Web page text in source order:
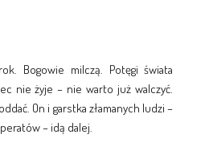
Bogowie milczą. Potęgi świata
nie żyje – nie warto już walczyć.
On i garstka złamanych ludzi –
– idą dalej.